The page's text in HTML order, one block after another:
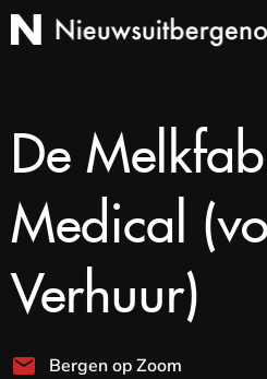
De
Medical
Verhuur)
Bergen op Zoom